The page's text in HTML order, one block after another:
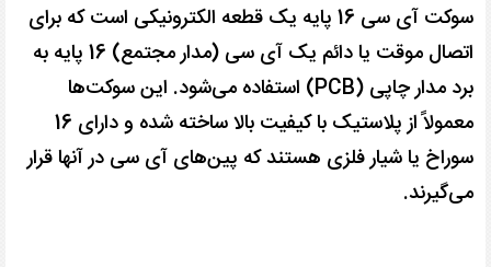
سوکت آی سی 16 پایه یک قطعه الکترونیکی است که برای
اتصال موقت یا دائم یک آی سی (مدار مجتمع) 16 پایه به
برد مدار چاپی (PCB) استفاده می‌شود. این سوکت‌ها
معمولاً از پلاستیک با کیفیت بالا ساخته شده و دارای 16
سوراخ یا شیار فلزی هستند که پین‌های آی سی در آنها قرار
می‌گیرند.